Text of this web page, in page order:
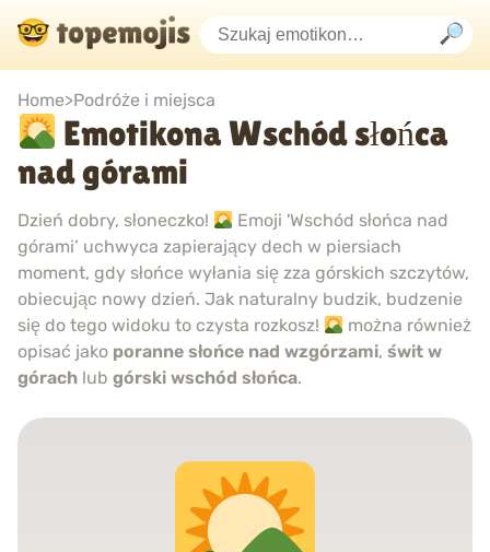
Home>Podróże i miejsca
Emotikona Wschód słońca
nad górami
Dzień dobry, słoneczko!
Emoji 'Wschód słońca nad
górami’ uchwyca zapierający dech w piersiach
moment, gdy słońce wyłania się zza górskich szczytów,
obiecując nowy dzień. Jak naturalny budzik, budzenie
się do tego widoku to czysta rozkosz!
można również
opisać jako poranne słońce nad wzgórzami, świt w
górach lub górski wschód słońca.